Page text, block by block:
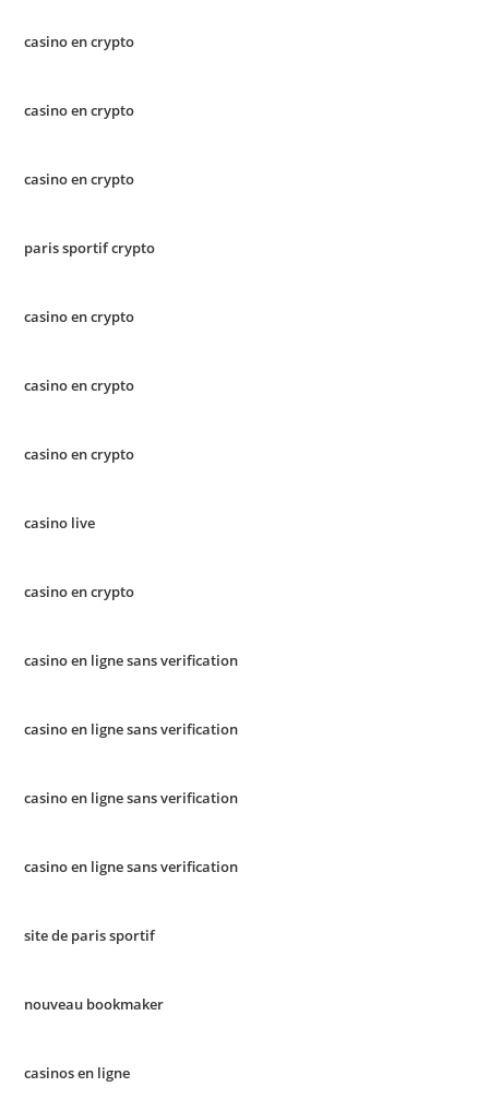
casino en crypto
casino en crypto
casino en crypto
paris sportif crypto
casino en crypto
casino en crypto
casino en crypto
casino live
casino en crypto
casino en ligne sans verification
casino en ligne sans verification
casino en ligne sans verification
casino en ligne sans verification
site de paris sportif
nouveau bookmaker
casinos en ligne